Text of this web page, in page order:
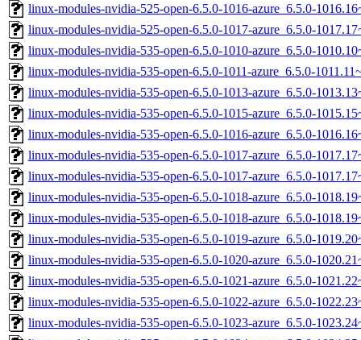
linux-modules-nvidia-525-open-6.5.0-1016-azure_6.5.0-
linux-modules-nvidia-525-open-6.5.0-1017-azure_6.5.0-
linux-modules-nvidia-535-open-6.5.0-1010-azure_6.5.0-
linux-modules-nvidia-535-open-6.5.0-1011-azure_6.5.0-
linux-modules-nvidia-535-open-6.5.0-1013-azure_6.5.0-
linux-modules-nvidia-535-open-6.5.0-1015-azure_6.5.0-
linux-modules-nvidia-535-open-6.5.0-1016-azure_6.5.0-
linux-modules-nvidia-535-open-6.5.0-1017-azure_6.5.0-
linux-modules-nvidia-535-open-6.5.0-1017-azure_6.5.0-
linux-modules-nvidia-535-open-6.5.0-1018-azure_6.5.0-
linux-modules-nvidia-535-open-6.5.0-1018-azure_6.5.0-
linux-modules-nvidia-535-open-6.5.0-1019-azure_6.5.0-
linux-modules-nvidia-535-open-6.5.0-1020-azure_6.5.0-
linux-modules-nvidia-535-open-6.5.0-1021-azure_6.5.0-
linux-modules-nvidia-535-open-6.5.0-1022-azure_6.5.0-
linux-modules-nvidia-535-open-6.5.0-1023-azure_6.5.0-